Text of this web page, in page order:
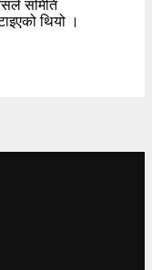
समिति
थियो ।